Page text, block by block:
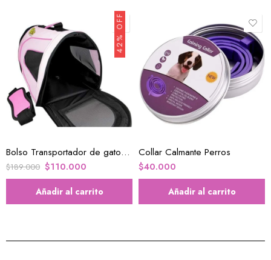
42% OFF
Bolso Transportador de gatos Mascotas
$189.000 $110.000
Añadir al carrito
Collar Calmante Perros
$40.000
Añadir al carrito